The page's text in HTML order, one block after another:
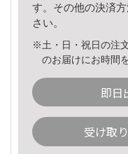
す。その他の決済
さい。
※土・日・祝日の注
のお届けにお時間
即日
受け取